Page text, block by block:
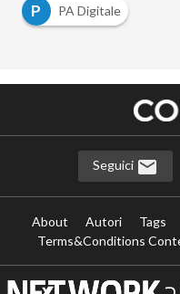
P
PA Digitale
Seguici
About Autori Tags
Terms&Conditions